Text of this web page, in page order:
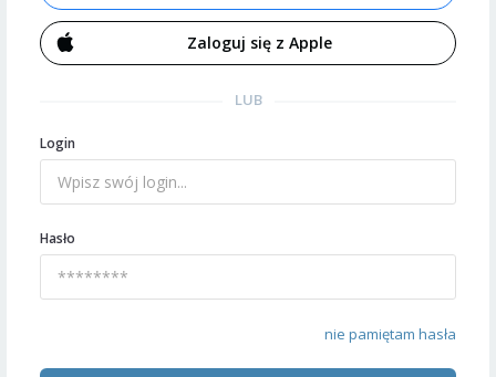
Zaloguj się z Apple
LUB
Login
Hasło
nie pamiętam hasła